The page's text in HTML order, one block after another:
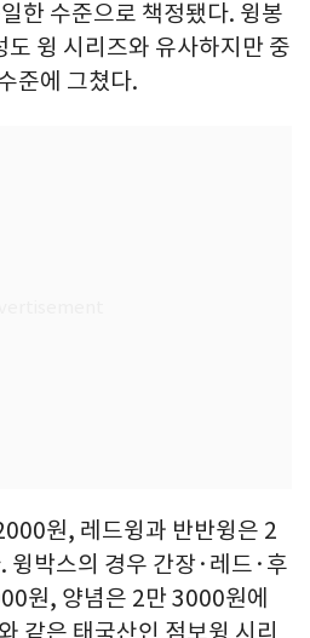
한 수준으로 책정됐다. 윙봉
도 윙 시리즈와 유사하지만 중
준에 그쳤다.
원, 레드윙과 반반윙은 2
윙박스의 경우 간장·레드·후
원, 양념은 2만 3000원에
같은 태국산인 점보윙 시리